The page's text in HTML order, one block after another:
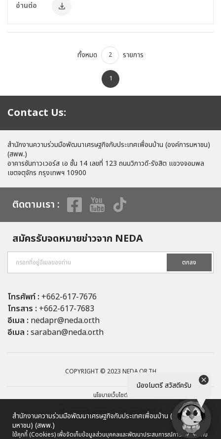
น้องไมตรี สวัสดีครับ
อ่านต่อ
ทั้งหมด 2 รายการ
1
Contact Us:
สำนักงานความร่วมมือพัฒนาเศรษฐกิจกับประเทศเพื่อนบ้าน (องค์การมหาชน)
(สพพ.)
อาคารซันทาวเวอร์ส เอ ชั้น 14 เลขที่ 123 ถนนวิภาวดี-รังสิต แขวงจอมพล
เขตจตุจักร กรุงเทพฯ 10900
ติดตามเรา :
สมัครรับจดหมายข่าวจาก NEDA
ตกลง
โทรศัพท์ : +662-617-7676
โทรสาร : +662-617-7683
อีเมล : nedapr@neda.or.th
อีเมล : saraban@neda.or.th
COPYRIGHT © 2023 NEDA.OR.TH
นโยบายเว็บไซต์
นโยบายการรักษาความมั่นคงปลอดภัยเว็บไซต์
นโยบายการคุ้มครองข้อมูลส่วนบุคคล
สำนักงานความร่วมมือพัฒนาเศรษฐกิจกับประเทศเพื่อนบ้าน (องค์การ
มหาชน) (สพพ.)
ใช้คุกกี้ (Cookies) เพื่อจัดเก็บข้อมูลส่วนบุคคลและพัฒนาประสบการณ์การใช้งานให้กับ